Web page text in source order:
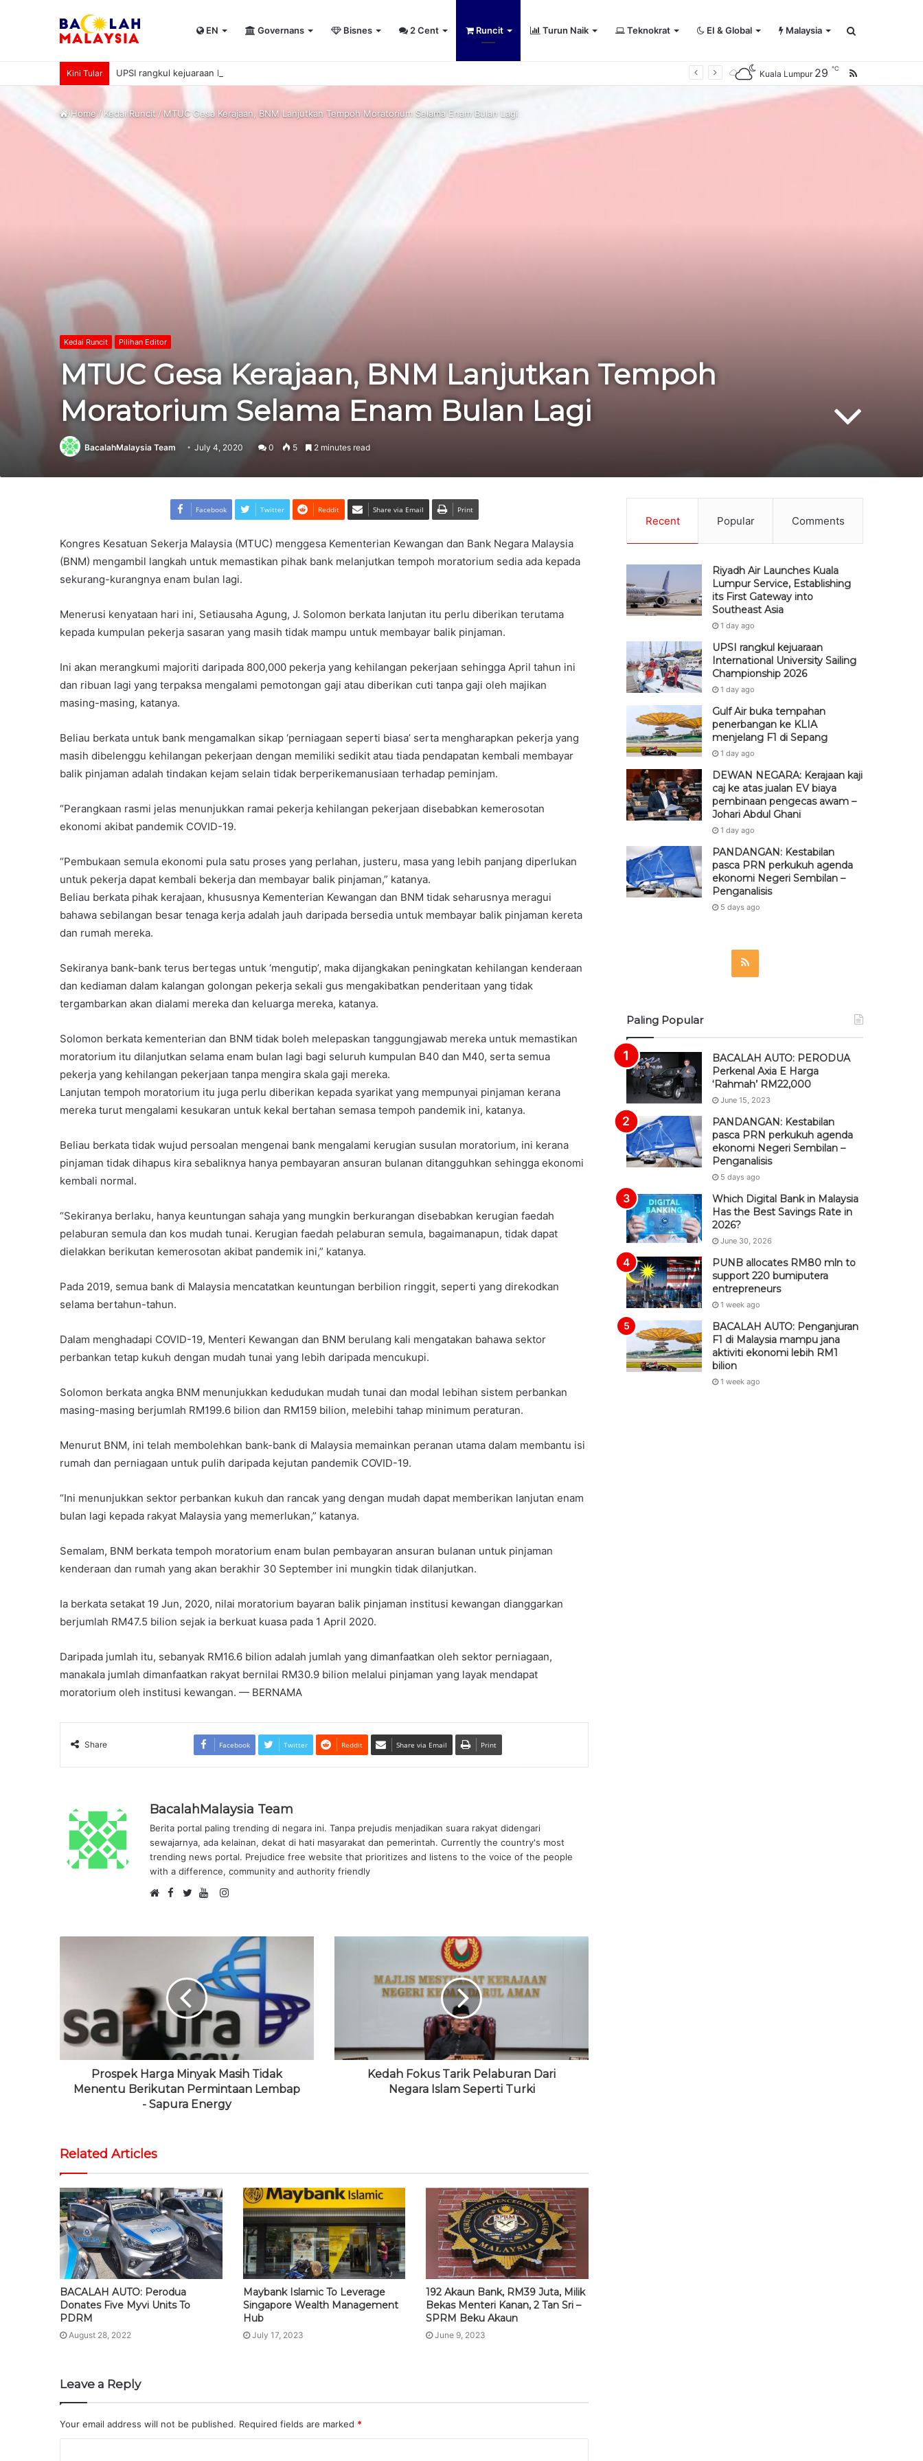
EN Governans Bisnes 2 Cent Runcit Turun Naik Teknokrat EI & Global Malaysia
for
Kini Tular UPSI rangkul kejuaraan International University Sailing Championship 2026 RSS
Kuala Lumpur 29 ℃
Home /Kedai Runcit /MTUC Gesa Kerajaan, BNM Lanjutkan Tempoh Moratorium Selama Enam Bulan Lagi
Kedai Runcit Pilihan Editor
MTUC Gesa Kerajaan, BNM Lanjutkan Tempoh
Moratorium Selama Enam Bulan Lagi
BacalahMalaysia Team July 4, 2020 0 5 2 minutes read
Facebook Twitter Reddit Share via Email Print
Kongres Kesatuan Sekerja Malaysia (MTUC) menggesa Kementerian Kewangan dan Bank Negara Malaysia
(BNM) mengambil langkah untuk memastikan pihak bank melanjutkan tempoh moratorium sedia ada kepada
sekurang-kurangnya enam bulan lagi.
Menerusi kenyataan hari ini, Setiausaha Agung, J. Solomon berkata lanjutan itu perlu diberikan terutama
kepada kumpulan pekerja sasaran yang masih tidak mampu untuk membayar balik pinjaman.
Ini akan merangkumi majoriti daripada 800,000 pekerja yang kehilangan pekerjaan sehingga April tahun ini
dan ribuan lagi yang terpaksa mengalami pemotongan gaji atau diberikan cuti tanpa gaji oleh majikan
masing-masing, katanya.
Beliau berkata untuk bank mengamalkan sikap ‘perniagaan seperti biasa’ serta mengharapkan pekerja yang
masih dibelenggu kehilangan pekerjaan dengan memiliki sedikit atau tiada pendapatan kembali membayar
balik pinjaman adalah tindakan kejam selain tidak berperikemanusiaan terhadap peminjam.
“Perangkaan rasmi jelas menunjukkan ramai pekerja kehilangan pekerjaan disebabkan kemerosotan
ekonomi akibat pandemik COVID-19.
“Pembukaan semula ekonomi pula satu proses yang perlahan, justeru, masa yang lebih panjang diperlukan
untuk pekerja dapat kembali bekerja dan membayar balik pinjaman,” katanya.
Beliau berkata pihak kerajaan, khususnya Kementerian Kewangan dan BNM tidak seharusnya meragui
bahawa sebilangan besar tenaga kerja adalah jauh daripada bersedia untuk membayar balik pinjaman kereta
dan rumah mereka.
Sekiranya bank-bank terus bertegas untuk ‘mengutip’, maka dijangkakan peningkatan kehilangan kenderaan
dan kediaman dalam kalangan golongan pekerja sekali gus mengakibatkan penderitaan yang tidak
tergambarkan akan dialami mereka dan keluarga mereka, katanya.
Solomon berkata kementerian dan BNM tidak boleh melepaskan tanggungjawab mereka untuk memastikan
moratorium itu dilanjutkan selama enam bulan lagi bagi seluruh kumpulan B40 dan M40, serta semua
pekerja yang kehilangan pekerjaan tanpa mengira skala gaji mereka.
Lanjutan tempoh moratorium itu juga perlu diberikan kepada syarikat yang mempunyai pinjaman kerana
mereka turut mengalami kesukaran untuk kekal bertahan semasa tempoh pandemik ini, katanya.
Beliau berkata tidak wujud persoalan mengenai bank mengalami kerugian susulan moratorium, ini kerana
pinjaman tidak dihapus kira sebaliknya hanya pembayaran ansuran bulanan ditangguhkan sehingga ekonomi
kembali normal.
“Sekiranya berlaku, hanya keuntungan sahaja yang mungkin berkurangan disebabkan kerugian faedah
pelaburan semula dan kos mudah tunai. Kerugian faedah pelaburan semula, bagaimanapun, tidak dapat
dielakkan berikutan kemerosotan akibat pandemik ini,” katanya.
Pada 2019, semua bank di Malaysia mencatatkan keuntungan berbilion ringgit, seperti yang direkodkan
selama bertahun-tahun.
Dalam menghadapi COVID-19, Menteri Kewangan dan BNM berulang kali mengatakan bahawa sektor
perbankan tetap kukuh dengan mudah tunai yang lebih daripada mencukupi.
Solomon berkata angka BNM menunjukkan kedudukan mudah tunai dan modal lebihan sistem perbankan
masing-masing berjumlah RM199.6 bilion dan RM159 bilion, melebihi tahap minimum peraturan.
Menurut BNM, ini telah membolehkan bank-bank di Malaysia memainkan peranan utama dalam membantu isi
rumah dan perniagaan untuk pulih daripada kejutan pandemik COVID-19.
“Ini menunjukkan sektor perbankan kukuh dan rancak yang dengan mudah dapat memberikan lanjutan enam
bulan lagi kepada rakyat Malaysia yang memerlukan,” katanya.
Semalam, BNM berkata tempoh moratorium enam bulan pembayaran ansuran bulanan untuk pinjaman
kenderaan dan rumah yang akan berakhir 30 September ini mungkin tidak dilanjutkan.
Ia berkata setakat 19 Jun, 2020, nilai moratorium bayaran balik pinjaman institusi kewangan dianggarkan
berjumlah RM47.5 bilion sejak ia berkuat kuasa pada 1 April 2020.
Daripada jumlah itu, sebanyak RM16.6 bilion adalah jumlah yang dimanfaatkan oleh sektor perniagaan,
manakala jumlah dimanfaatkan rakyat bernilai RM30.9 bilion melalui pinjaman yang layak mendapat
moratorium oleh institusi kewangan. — BERNAMA
Share Facebook Twitter Reddit Share via Email Print
BacalahMalaysia Team
Berita portal paling trending di negara ini. Tanpa prejudis menjadikan suara rakyat didengari
sewajarnya, ada kelainan, dekat di hati masyarakat dan pemerintah. Currently the country's most
trending news portal. Prejudice free website that prioritizes and listens to the voice of the people
with a difference, community and authority friendly
b
e
F
e
o
k
i
e
u
u
b
e
I
t
a
g
r
a
m
Prospek Harga Minyak Masih Tidak
Menentu Berikutan Permintaan Lembap
- Sapura Energy
Kedah Fokus Tarik Pelaburan Dari
Negara Islam Seperti Turki
Related Articles
BACALAH AUTO: Perodua
Donates Five Myvi Units To
PDRM
August 28, 2022
Maybank Islamic To Leverage
Singapore Wealth Management
Hub
July 17, 2023
192 Akaun Bank, RM39 Juta, Milik
Bekas Menteri Kanan, 2 Tan Sri –
SPRM Beku Akaun
June 9, 2023
Leave a Reply
Your email address will not be published. Required fields are marked *
Recent Popular Comments
Riyadh Air Launches Kuala
Lumpur Service, Establishing
its First Gateway into
Southeast Asia
1 day ago
UPSI rangkul kejuaraan
International University Sailing
Championship 2026
1 day ago
Gulf Air buka tempahan
penerbangan ke KLIA
menjelang F1 di Sepang
1 day ago
DEWAN NEGARA: Kerajaan kaji
caj ke atas jualan EV biaya
pembinaan pengecas awam –
Johari Abdul Ghani
1 day ago
PANDANGAN: Kestabilan
pasca PRN perkukuh agenda
ekonomi Negeri Sembilan –
Penganalisis
5 days ago
R
Paling Popular
BACALAH AUTO: PERODUA
Perkenal Axia E Harga
‘Rahmah’ RM22,000
June 15, 2023
PANDANGAN: Kestabilan
pasca PRN perkukuh agenda
ekonomi Negeri Sembilan –
Penganalisis
5 days ago
Which Digital Bank in Malaysia
Has the Best Savings Rate in
2026?
June 30, 2026
PUNB allocates RM80 mln to
support 220 bumiputera
entrepreneurs
1 week ago
BACALAH AUTO: Penganjuran
F1 di Malaysia mampu jana
aktiviti ekonomi lebih RM1
bilion
1 week ago